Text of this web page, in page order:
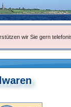
wir Sie gern